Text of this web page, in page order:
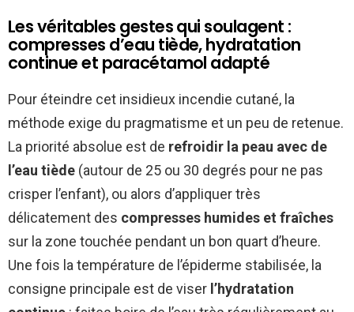
Les véritables gestes qui soulagent :
compresses d’eau tiède, hydratation
continue et paracétamol adapté
Pour éteindre cet insidieux incendie cutané, la
méthode exige du pragmatisme et un peu de retenue.
La priorité absolue est de refroidir la peau avec de
l’eau tiède (autour de 25 ou 30 degrés pour ne pas
crisper l’enfant), ou alors d’appliquer très
délicatement des compresses humides et fraîches
sur la zone touchée pendant un bon quart d’heure.
Une fois la température de l’épiderme stabilisée, la
consigne principale est de viser l’hydratation